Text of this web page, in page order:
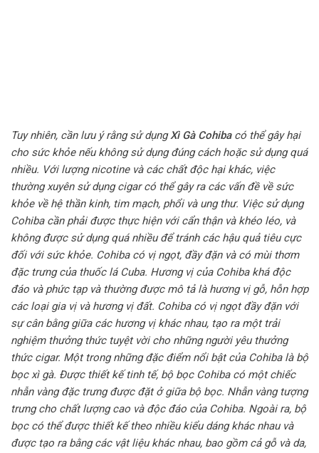
Tuy nhiên, cần lưu ý rằng sử dụngXì Gà Cohibacó thể gây hại
cho sức khỏe nếu không sử dụng đúng cách hoặc sử dụng quá
nhiều. Với lượng nicotine và các chất độc hại khác, việc
thường xuyên sử dụng cigar có thể gây ra các vấn đề về sức
khỏe về hệ thần kinh, tim mạch, phổi và ung thư. Việc sử dụng
Cohiba cần phải được thực hiện với cẩn thận và khéo léo, và
không được sử dụng quá nhiều để tránh các hậu quả tiêu cực
đối với sức khỏe. Cohiba có vị ngọt, đầy đặn và có mùi thơm
đặc trưng của thuốc lá Cuba. Hương vị của Cohiba khá độc
đáo và phức tạp và thường được mô tả là hương vị gỗ, hỗn hợp
các loại gia vị và hương vị đất. Cohiba có vị ngọt đầy đặn với
sự cân bằng giữa các hương vị khác nhau, tạo ra một trải
nghiệm thưởng thức tuyệt vời cho những người yêu thưởng
thức cigar. Một trong những đặc điểm nổi bật của Cohiba là bộ
bọc xì gà. Được thiết kế tinh tế, bộ bọc Cohiba có một chiếc
nhẫn vàng đặc trưng được đặt ở giữa bộ bọc. Nhẫn vàng tượng
trưng cho chất lượng cao và độc đáo của Cohiba. Ngoài ra, bộ
bọc có thể được thiết kế theo nhiều kiểu dáng khác nhau và
được tạo ra bằng các vật liệu khác nhau, bao gồm cả gỗ và da,